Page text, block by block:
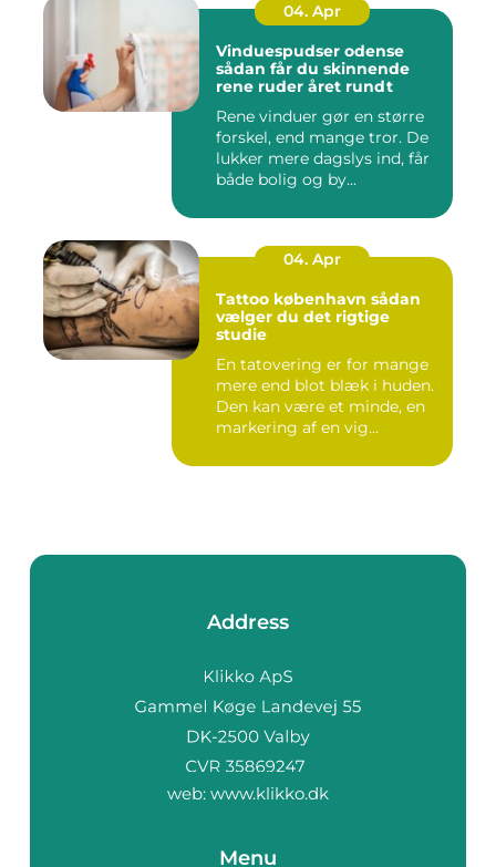
04. Apr
Vinduespudser odense
sådan får du skinnende
rene ruder året rundt
Rene vinduer gør en større
forskel, end mange tror. De
lukker mere dagslys ind, får
både bolig og by...
04. Apr
Tattoo københavn sådan
vælger du det rigtige
studie
En tatovering er for mange
mere end blot blæk i huden.
Den kan være et minde, en
markering af en vig...
Address
web: www.klikko.dk
Menu